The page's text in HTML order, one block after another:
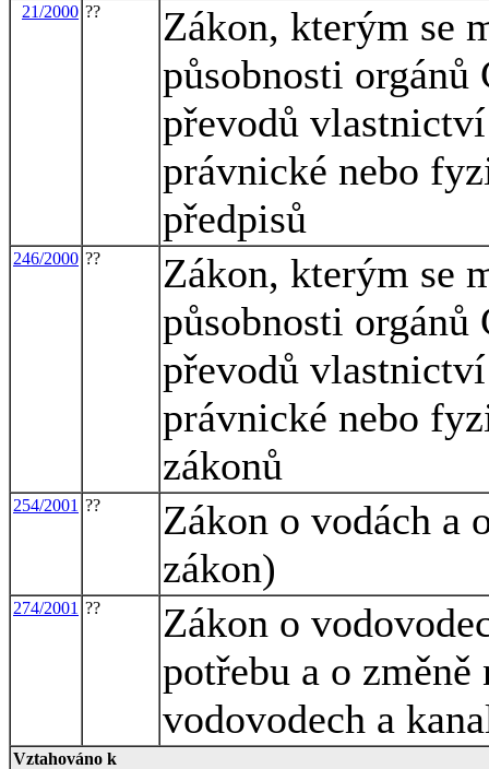
21/2000 ??
Zákon, kterým se
působnosti orgánů
převodů
právnické nebo
předpisů
246/2000 ??
Zákon, kterým se
působnosti orgánů
převodů
právnické nebo
zákonů
254/2001 ??
Zákon o vodách a
zákon)
274/2001 ??
Zákon o
potřebu a o
vodovodech a
Vztahováno k